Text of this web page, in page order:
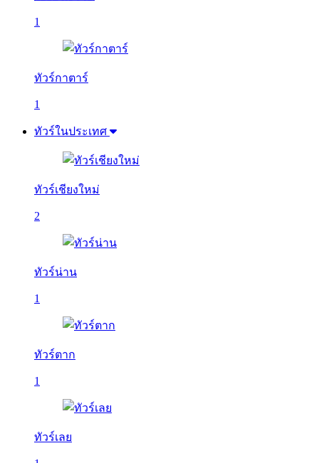
1
ทัวร์กาตาร์
1
ทัวร์ในประเทศ
ทัวร์เชียงใหม่
2
ทัวร์น่าน
1
ทัวร์ตาก
1
ทัวร์เลย